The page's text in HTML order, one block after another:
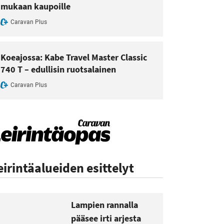
mukaan kaupoille
Caravan Plus
Koeajossa: Kabe Travel Master Classic
740 T – edullisin ruotsalainen
Caravan Plus
esittelyt
Lampien rannalla
pääsee irti arjesta